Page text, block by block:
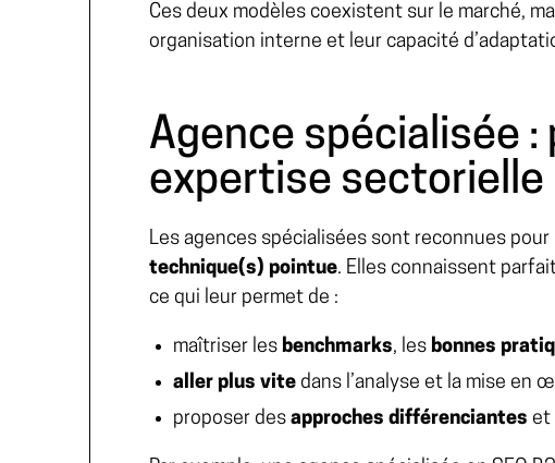
Ces deux modèles coexistent sur le marché,
organisation interne et leur capacité
Agence spécialisée :
expertise sectorielle
Les agences spécialisées sont reconnues pour
technique(s) pointue. Elles connaissent
ce qui leur permet de :
maîtriser les benchmarks, les bonnes
aller plus vitedans l’analyse et la mise en
proposer des approches différenciantes et